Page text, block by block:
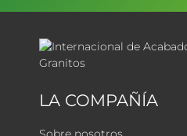
LA COMPAÑÍA